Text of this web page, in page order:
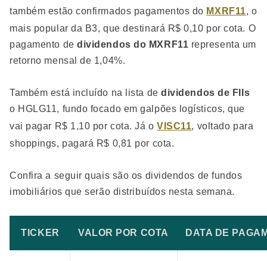
também estão confirmados pagamentos do MXRF11, o
mais popular da B3, que destinará R$ 0,10 por cota. O
pagamento dedividendos do MXRF11 representa um
retorno mensal de 1,04%.
Também está incluído na lista dedividendos de FIIs
o HGLG11, fundo focado em galpões logísticos, que
vai pagar R$ 1,10 por cota. Já oVISC11, voltado para
shoppings, pagará R$ 0,81 por cota.
Confira a seguir quais são os dividendos de fundos
imobiliários que serão distribuídos nesta semana.
TICKER VALOR POR COTA DATA DE